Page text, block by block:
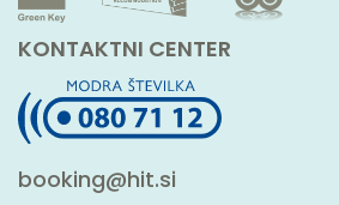
KONTAKTNI CENTER
booking@hit.si